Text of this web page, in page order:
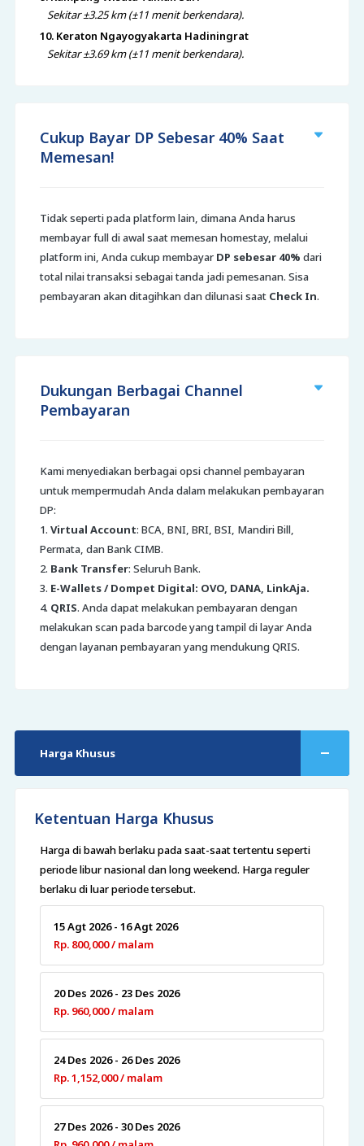
Sekitar ±3.25 km (±11 menit berkendara).
10. Keraton Ngayogyakarta Hadiningrat
Sekitar ±3.69 km (±11 menit berkendara).
Cukup Bayar DP Sebesar 40% Saat
Memesan!
Tidak seperti pada platform lain, dimana Anda harus
membayar full di awal saat memesan homestay, melalui
platform ini, Anda cukup membayar DP sebesar 40% dari
total nilai transaksi sebagai tanda jadi pemesanan. Sisa
pembayaran akan ditagihkan dan dilunasi saat Check In.
Dukungan Berbagai Channel
Pembayaran
Kami menyediakan berbagai opsi channel pembayaran
untuk mempermudah Anda dalam melakukan pembayaran
DP:
1. Virtual Account: BCA, BNI, BRI, BSI, Mandiri Bill,
Permata, dan Bank CIMB.
2. Bank Transfer: Seluruh Bank.
3. E-Wallets / Dompet Digital: OVO, DANA, LinkAja.
4. QRIS. Anda dapat melakukan pembayaran dengan
melakukan scan pada barcode yang tampil di layar Anda
dengan layanan pembayaran yang mendukung QRIS.
Harga Khusus
Ketentuan Harga Khusus
Harga di bawah berlaku pada saat-saat tertentu seperti
periode libur nasional dan long weekend. Harga reguler
berlaku di luar periode tersebut.
15 Agt 2026 - 16 Agt 2026
Rp. 800,000 / malam
20 Des 2026 - 23 Des 2026
Rp. 960,000 / malam
24 Des 2026 - 26 Des 2026
Rp. 1,152,000 / malam
27 Des 2026 - 30 Des 2026